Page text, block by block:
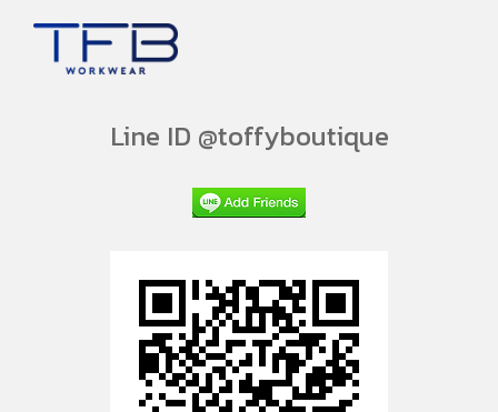
Line ID @toffyboutique